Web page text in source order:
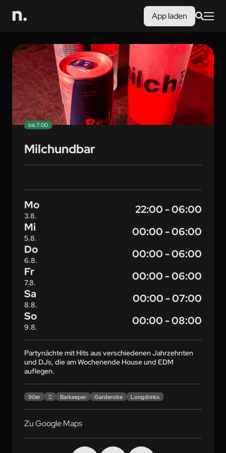
App laden
bis 7:00
Milchundbar
Mo
3.8.
22:00 - 06:00
Mi
5.8.
00:00 - 06:00
Do
6.8.
00:00 - 06:00
Fr
7.8.
00:00 - 06:00
Sa
8.8.
00:00 - 07:00
So
9.8. 00:00 - 08:00
Partynächte mit Hits aus verschiedenen Jahrzehnten
und DJs, die am Wochenende House und EDM
auflegen.
90er  Barkeeper Garderobe Longdrinks
Zu Google Maps